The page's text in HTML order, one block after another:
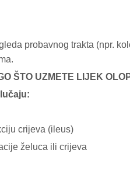
probavnog trakta (npr.
ŠTO UZMETE LIJEK
crijeva (ileus)
želuca ili crijeva